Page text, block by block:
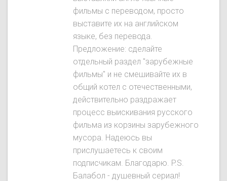
фильмы с переводом, просто
выставите их на английском
языке, без перевода.
Предложение: сделайте
отдельный раздел "зарубежные
фильмы" и не смешивайте их в
общий котел с отечественными,
действительно раздражает
процесс выискивания русского
фильма из корзины зарубежного
мусора. Надеюсь вы
прислушаетесь к своим
подписчикам. Благодарю. P.S.
Балабол - душевный сериал!